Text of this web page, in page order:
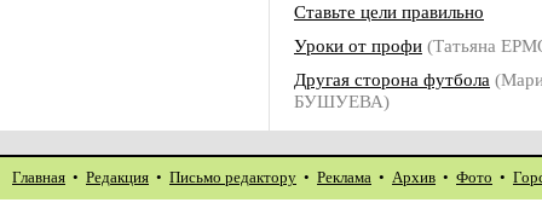
Ставьте цели правильно
Уроки от профи (Татьяна
Другая сторона футбола
БУШУЕВА)
Главная • Редакция • Письмо редактору • Реклама • Архив • Фото •